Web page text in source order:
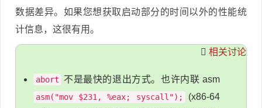
数据差异。如果您想获取启动部分的时间以外的性能统
计信息，这很有用。
相关讨论
abort 不是最快的退出方式。也许内联 asm
asm("mov $231, %eax; syscall");
(x86-64